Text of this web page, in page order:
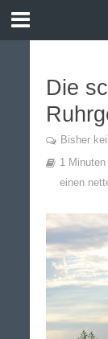
Die
Bisher
1
einen